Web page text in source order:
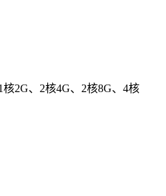
2G、2核4G、2核8G、4核